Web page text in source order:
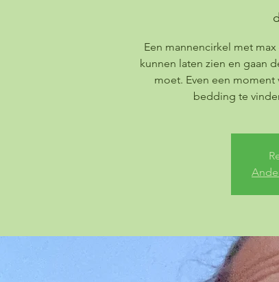
Een mannencirkel met
kunnen laten zien en gaan
moet. Even een
bedding te